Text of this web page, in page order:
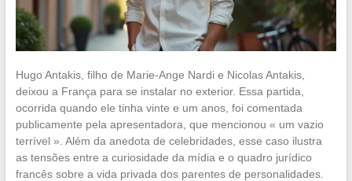
Hugo Antakis, filho de Marie-Ange Nardi e Nicolas Antakis,
deixou a França para se instalar no exterior. Essa partida,
ocorrida quando ele tinha vinte e um anos, foi comentada
publicamente pela apresentadora, que mencionou « um vazio
terrível ». Além da anedota de celebridades, esse caso ilustra
as tensões entre a curiosidade da mídia e o quadro jurídico
francês sobre a vida privada dos parentes de personalidades.